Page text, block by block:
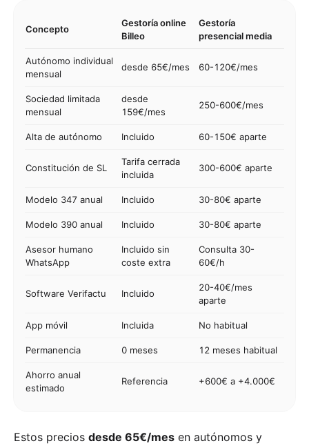
Concepto
Gestoría online
Billeo
Gestoría
presencial media
Autónomo individual
mensual
desde 65€/mes 60-120€/mes
Sociedad limitada
mensual
desde
159€/mes
250-600€/mes
Alta de autónomo Incluido 60-150€ aparte
Constitución de SL
Tarifa cerrada
incluida
300-600€ aparte
Modelo 347 anual Incluido 30-80€ aparte
Modelo 390 anual Incluido 30-80€ aparte
Asesor humano
WhatsApp
Incluido sin
coste extra
Consulta 30-
60€/h
Software Verifactu Incluido
20-40€/mes
aparte
App móvil Incluida No habitual
Permanencia 0 meses 12 meses habitual
Ahorro anual
estimado
Referencia +600€ a +4.000€
Estos precios desde 65€/mes en autónomos y